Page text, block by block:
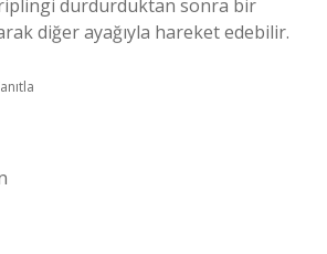
durdurduktan sonra bir
diğer ayağıyla hareket edebilir.